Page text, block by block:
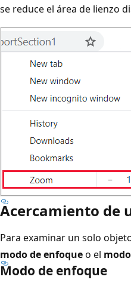
se reduce el área de lienzo
Acercamiento de
Para examinar un solo
modo de enfoqueo el
Modo de enfoque